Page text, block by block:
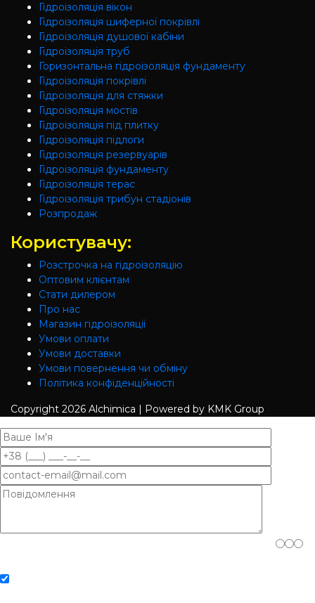
Гідроізоляція вікон
Гідроізоляція шиферної покрівлі
Гідроізоляція душової кабіни
Гідроізоляція труб
Горизонтальна гідроізоляція фундаменту
Гідроізоляція покрівлі
Гідроізоляція для стяжки
Гідроізоляція мостів
Гідроізоляція під плитку
Гідроізоляція підлоги
Гідроізоляція резервуарів
Гідроізоляція фундаменту
Гідроізоляція терас
Гідроізоляція трибун стадіонів
Розпродаж
Користувачу:
Розстрочка на гідроізоляцію
Оптовим клієнтам
Стати дилером
Про нас
Магазин гідроізоляції
Умови оплати
Умови доставки
Умови повернення чи обміну
Політика конфіденційності
Copyright 2026 Alchimica | Powered by KMK Group